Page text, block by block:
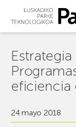
eficiencia
24 mayo 2018